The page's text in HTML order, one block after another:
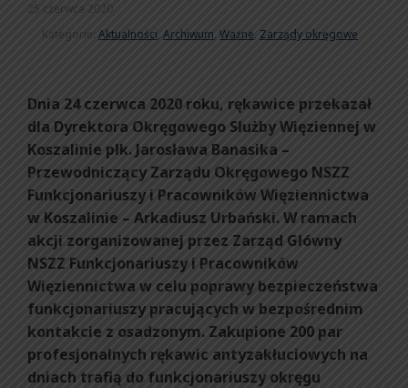
25 czerwca 2020
Kategorie: Aktualności, Archiwum, Ważne, Zarządy okręgowe
Dnia 24 czerwca 2020 roku, rękawice przekazał
dla Dyrektora Okręgowego Służby Więziennej w
Koszalinie płk. Jarosława Banasika –
Przewodniczący Zarządu Okręgowego NSZZ
Funkcjonariuszy i Pracowników Więziennictwa
w Koszalinie – Arkadiusz Urbański. W ramach
akcji zorganizowanej przez Zarząd Główny
NSZZ Funkcjonariuszy i Pracowników
Więziennictwa w celu poprawy bezpieczeństwa
funkcjonariuszy pracujących w bezpośrednim
kontakcie z osadzonym. Zakupione 200 par
profesjonalnych rękawic antyzakłuciowych na
dniach trafią do funkcjonariuszy okręgu